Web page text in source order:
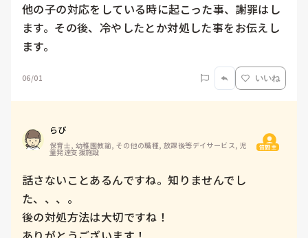
他の子の対応をしている時に起こった事、謝罪はし
ます。その後、冷やしたとか対処した事をお伝えし
ます。
06/01 いいね
らび
保育士, 幼稚園教諭, その他の職種, 放課後等デイサービス, 児
童発達支援施設 質問主
話さないことあるんですね。知りませんでし
た、、、。
後の対処方法は大切ですね！